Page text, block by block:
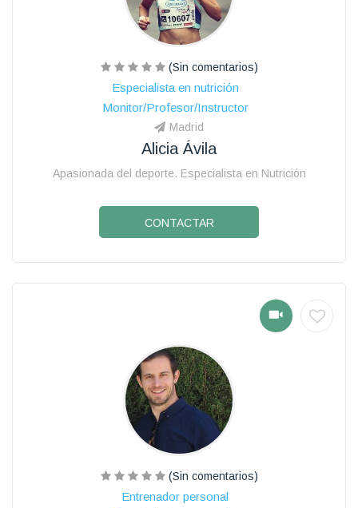
(Sin comentarios)
Especialista en nutrición
Monitor/Profesor/Instructor
Madrid
Alicia Ávila
Apasionada del deporte. Especialista en Nutrición
CONTACTAR
(Sin comentarios)
Entrenador personal